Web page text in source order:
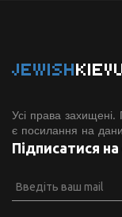
JEWISH
Усі права захищені.
є посилання на
Підписатися